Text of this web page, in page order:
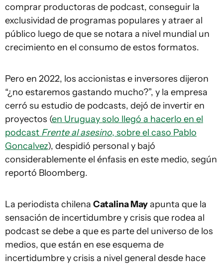
comprar productoras de podcast, conseguir la
exclusividad de programas populares y atraer al
público luego de que se notara a nivel mundial un
crecimiento en el consumo de estos formatos.
Pero en 2022, los accionistas e inversores dijeron
“¿no estaremos gastando mucho?”, y la empresa
cerró su estudio de podcasts, dejó de invertir en
proyectos (en Uruguay solo llegó a hacerlo en el
podcast Frente al asesino, sobre el caso Pablo
Goncalvez), despidió personal y bajó
considerablemente el énfasis en este medio, según
reportó Bloomberg.
La periodista chilena Catalina Mayapunta que la
sensación de incertidumbre y crisis que rodea al
podcast se debe a que es parte del universo de los
medios, que están en ese esquema de
incertidumbre y crisis a nivel general desde hace